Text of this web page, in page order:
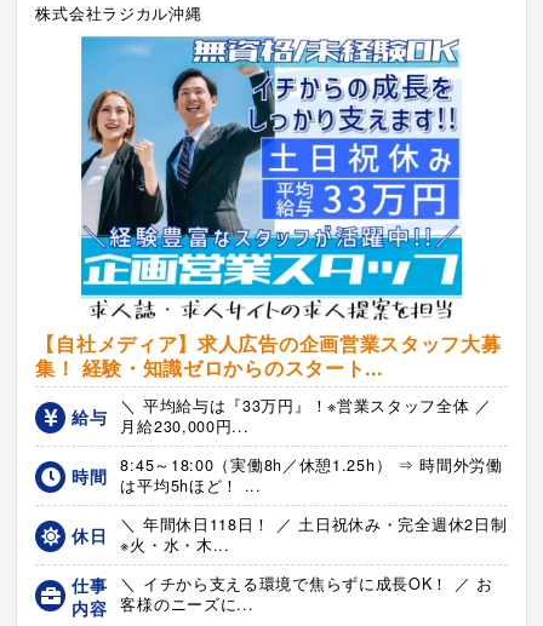
株式会社ラジカル沖縄
【自社メディア】求人広告の企画営業スタッフ大募
集！ 経験・知識ゼロからのスタート...
給与
＼ 平均給与は『33万円』！※営業スタッフ全体 ／
月給230,000円...
時間
8:45～18:00（実働8h／休憩1.25h） ⇒ 時間外労働
は平均5hほど！ ...
休日
＼ 年間休日118日！ ／ 土日祝休み・完全週休2日制
※火・水・木...
仕事
内容
＼ イチから支える環境で焦らずに成長OK！ ／ お
客様のニーズに...